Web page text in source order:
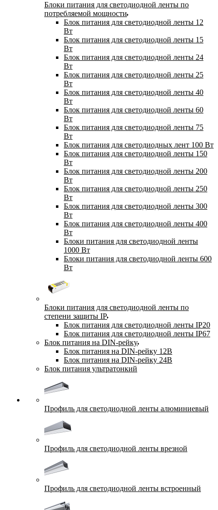
Блоки питания для светодиодной ленты по
потребляемой мощности
Блок питания для светодиодной ленты 12
Вт
Блок питания для светодиодной ленты 15
Вт
Блок питания для светодиодной ленты 24
Вт
Блок питания для светодиодной ленты 25
Вт
Блок питания для светодиодной ленты 40
Вт
Блок питания для светодиодной ленты 60
Вт
Блок питания для светодиодной ленты 75
Вт
Блок питания для светодиодных лент 100 Вт
Блок питания для светодиодной ленты 150
Вт
Блок питания для светодиодной ленты 200
Вт
Блок питания для светодиодной ленты 250
Вт
Блок питания для светодиодной ленты 300
Вт
Блок питания для светодиодной ленты 400
Вт
Блоки питания для светодиодной ленты
1000 Вт
Блоки питания для светодиодной ленты 600
Вт
Блоки питания для светодиодной ленты по
степени защиты IP
Блок питания для светодиодной ленты IP20
Блок питания для светодиодной ленты IP67
Блок питания на DIN-рейку
Блок питания на DIN-рейку 12В
Блок питания на DIN-рейку 24В
Блок питания ультратонкий
Профиль для светодиодной ленты алюминиевый
Профиль для светодиодной ленты врезной
Профиль для светодиодной ленты встроенный